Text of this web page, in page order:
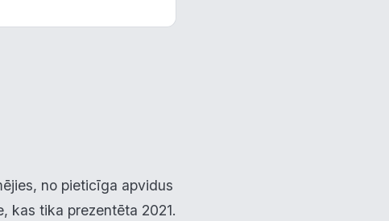
no pieticīga apvidus
kas tika prezentēta 2021.